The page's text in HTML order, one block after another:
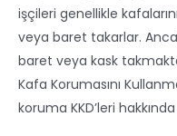
işçileri genellikle
veya baret takarlar.
baret veya kask
Kafa Korumasını
koruma KKD’leri